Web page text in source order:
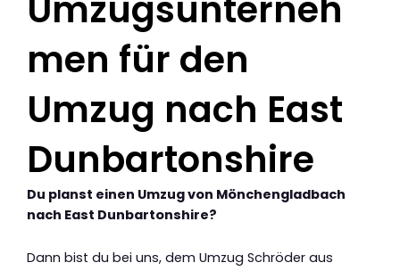
men für den
Umzug nach East
Dunbartonshire
Du planst einen Umzug von Mönchengladbach
nach East Dunbartonshire?
Dann bist du bei uns, dem Umzug Schröder aus